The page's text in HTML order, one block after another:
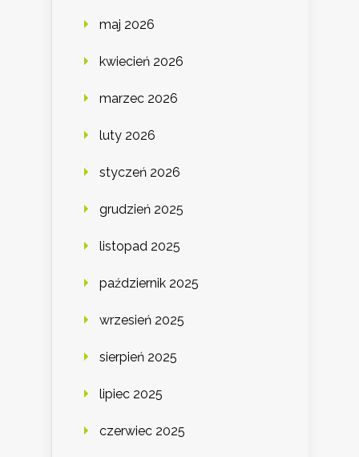
maj 2026
kwiecień 2026
marzec 2026
luty 2026
styczeń 2026
grudzień 2025
listopad 2025
październik 2025
wrzesień 2025
sierpień 2025
lipiec 2025
czerwiec 2025